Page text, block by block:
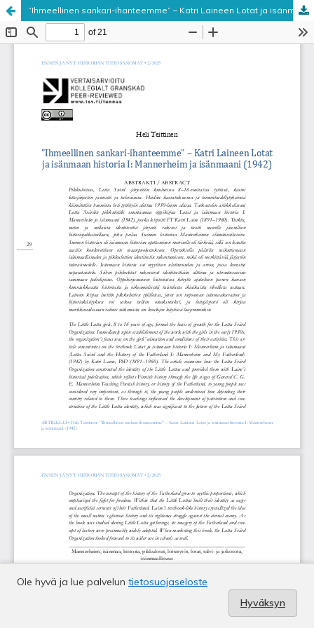
”Ihmeellinen sankari-ihanteemme” – Katri Laineen Lotat ja isänmaan historia I: Mannerheim ja isänmaani (1942)
Ole hyvä ja lue palvelun tietosuojaseloste
Hyväksyn
Palvelua ylläpitääTieteellisten seurain valtuuskunta